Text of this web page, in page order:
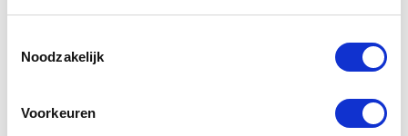
Noodzakelijk
Voorkeuren
verschillende modellen te passen en te vergelijken.
Bezoek onze winkel of webshop om een aanvraag
te doen voor jouw favoriete Bering product. Onze
het eenvoudig om goed geïnformeerd de weg op